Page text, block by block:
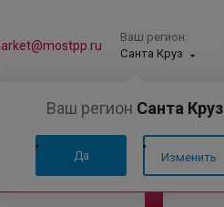
Ваш регион:
Санта Круз
Ваш регион Санта Круз
Да Изменить